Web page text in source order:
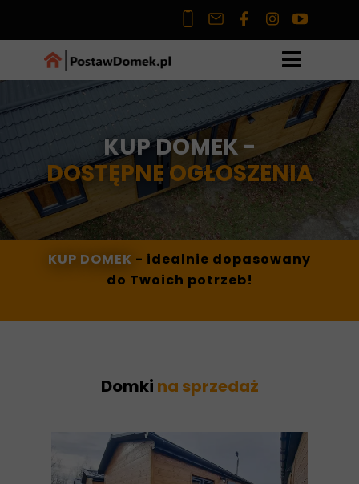
Domki na sprzedaż
KUP DOMEK - idealnie dopasowany
do Twoich potrzeb!
KUP DOMEK -
DOSTĘPNE OGŁOSZENIA